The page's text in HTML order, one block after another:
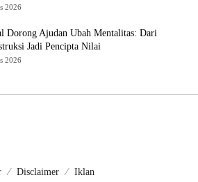
2026
Dorong Ajudan Ubah Mentalitas: Dari
Jadi Pencipta Nilai
2026
Disclaimer Iklan